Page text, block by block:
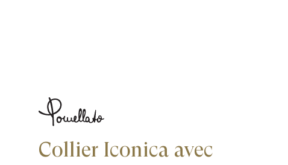
Collier Iconica avec